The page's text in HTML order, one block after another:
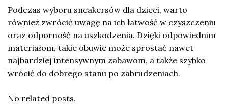
Podczas wyboru sneakersów dla dzieci, warto
również zwrócić uwagę na ich łatwość w czyszczeniu
oraz odporność na uszkodzenia. Dzięki odpowiednim
materiałom, takie obuwie może sprostać nawet
najbardziej intensywnym zabawom, a także szybko
wrócić do dobrego stanu po zabrudzeniach.
No related posts.